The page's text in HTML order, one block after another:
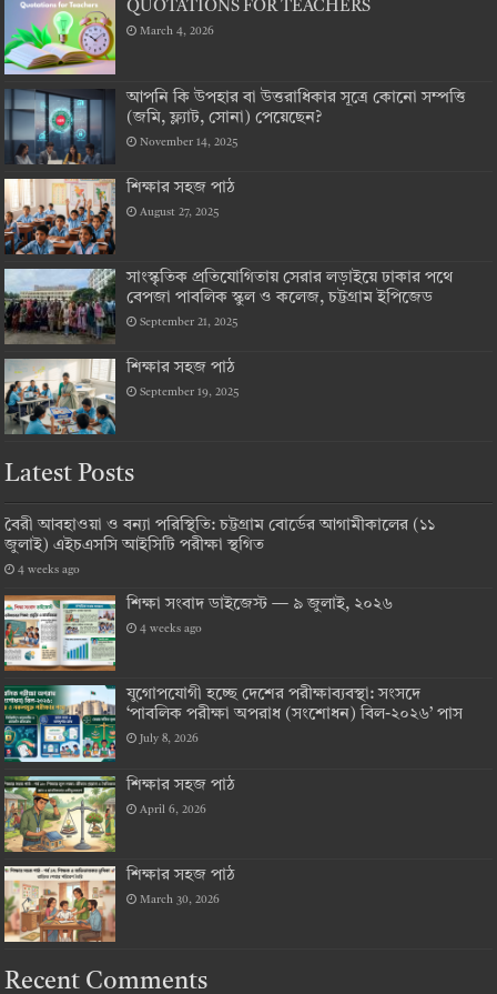
QUOTATIONS FOR TEACHERS
March 4, 2026
আপনি কি উপহার বা উত্তরাধিকার সূত্রে কোনো সম্পত্তি
(জমি, ফ্ল্যাট, সোনা) পেয়েছেন?
November 14, 2025
শিক্ষার সহজ পাঠ
August 27, 2025
সাংস্কৃতিক প্রতিযোগিতায় সেরার লড়াইয়ে ঢাকার পথে
বেপজা পাবলিক স্কুল ও কলেজ, চট্টগ্রাম ইপিজেড
September 21, 2025
শিক্ষার সহজ পাঠ
September 19, 2025
Latest Posts
বৈরী আবহাওয়া ও বন্যা পরিস্থিতি: চট্টগ্রাম বোর্ডের আগামীকালের (১১
জুলাই) এইচএসসি আইসিটি পরীক্ষা স্থগিত
4 weeks ago
শিক্ষা সংবাদ ডাইজেস্ট — ৯ জুলাই, ২০২৬
4 weeks ago
যুগোপযোগী হচ্ছে দেশের পরীক্ষাব্যবস্থা: সংসদে
‘পাবলিক পরীক্ষা অপরাধ (সংশোধন) বিল-২০২৬’ পাস
July 8, 2026
শিক্ষার সহজ পাঠ
April 6, 2026
শিক্ষার সহজ পাঠ
March 30, 2026
Recent Comments